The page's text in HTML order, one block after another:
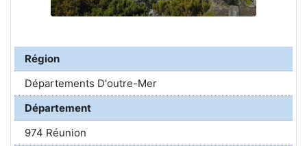
Région
Départements D'outre-Mer
Département
974 Réunion